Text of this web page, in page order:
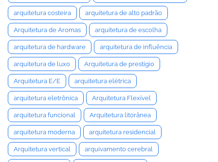
arquitetura costeira arquitetura de alto padrão
Arquitetura de Aromas arquitetura de escolha
arquitetura de hardware arquitetura de influência
arquitetura de luxo Arquitetura de prestígio
Arquitetura E/E arquitetura elétrica
arquitetura eletrônica Arquitetura Flexível
arquitetura funcional Arquitetura litorânea
arquitetura moderna arquitetura residencial
Arquitetura vertical arquivamento cerebral